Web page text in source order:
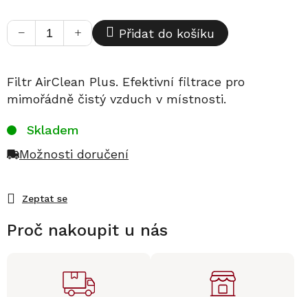
cena:
+
− Přidat do košíku
Filtr AirClean Plus. Efektivní filtrace pro
mimořádně čistý vzduch v místnosti.
Zeptat se
Skladem
Možnosti doručení
Proč nakoupit u nás